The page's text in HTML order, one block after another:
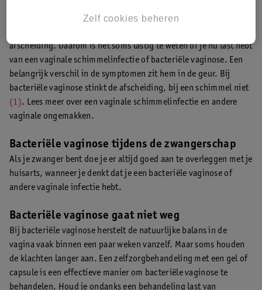
Bacteriële vaginose en een vaginale schimmelinfectie zijn beide
afscheiding. Daarom is het soms lastig te weten of je nu last hebt
van een vaginale schimmelinfectie of bacteriële vaginose. Een
belangrijk verschil in de symptomen zit hem in de geur. Bij
bacteriële vaginose stinkt de afscheiding, bij een schimmel niet
(1). Lees meer over een vaginale schimmelinfectie en andere
vaginale ongemakken.
Bacteriële vaginose tijdens de zwangerschap
Als je zwanger bent doe je er altijd goed aan te overleggen met je
huisarts, wanneer je denkt dat je een bacteriële vaginose of
andere vaginale infectie hebt.
Bacteriële vaginose gaat niet weg
Bij bacteriële vaginose herstelt de natuurlijke balans in de
vagina vaak binnen een paar weken vanzelf. Maar soms houden
de klachten langer aan. Een zelfzorgbehandeling met een gel of
capsule is een effectieve manier om bacteriële vaginose te
behandelen. Houd je ondanks een behandeling last van
Zelf cookies beheren